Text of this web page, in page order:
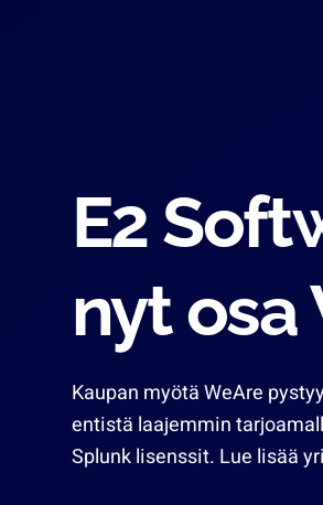
E2
nyt osa
Kaupan myötä WeAre
entistä laajemmin
Splunk lisenssit. Lue lisää